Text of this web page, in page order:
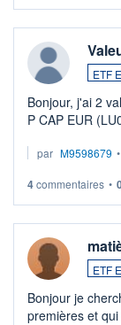
ETF
Bonjour, j'ai 2
P CAP EUR
veux procéder
par M9598679 •
4commentaires •
ETF
Bonjour je
premières et